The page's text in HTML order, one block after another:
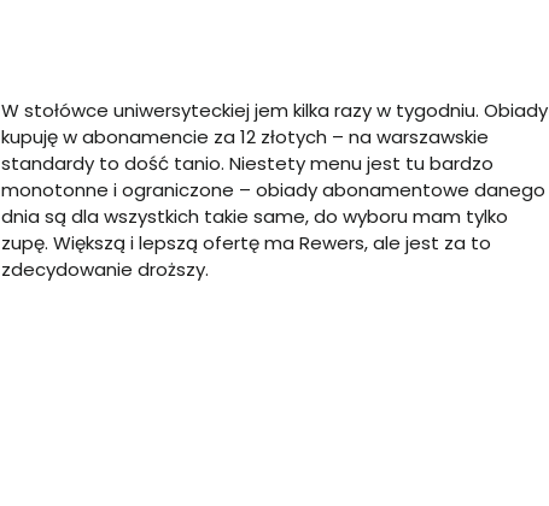
W stołówce uniwersyteckiej jem kilka razy w tygodniu. Obiady
kupuję w abonamencie za 12 złotych – na warszawskie
standardy to dość tanio. Niestety menu jest tu bardzo
monotonne i ograniczone – obiady abonamentowe danego
dnia są dla wszystkich takie same, do wyboru mam tylko
zupę. Większą i lepszą ofertę ma Rewers, ale jest za to
zdecydowanie droższy.